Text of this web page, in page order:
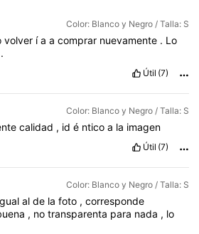
Color: Blanco y Negro / Talla: S
volver íaacomprar nuevamente . Lo
.
Útil (7)
Color: Blanco y Negro / Talla: S
calidad , id é ntico a la imagen
Útil (7)
Color: Blanco y Negro / Talla: S
al de la foto , corresponde
, notransparenta para nada , lo